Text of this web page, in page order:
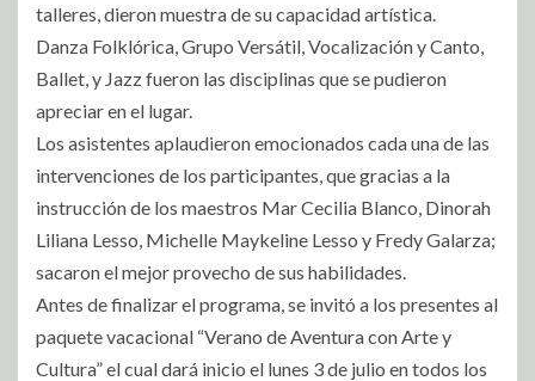
talleres, dieron muestra de su capacidad artística.
Danza Folklórica, Grupo Versátil, Vocalización y Canto,
Ballet, y Jazz fueron las disciplinas que se pudieron
apreciar en el lugar.
Los asistentes aplaudieron emocionados cada una de las
intervenciones de los participantes, que gracias a la
instrucción de los maestros Mar Cecilia Blanco, Dinorah
Liliana Lesso, Michelle Maykeline Lesso y Fredy Galarza;
sacaron el mejor provecho de sus habilidades.
Antes de finalizar el programa, se invitó a los presentes al
paquete vacacional “Verano de Aventura con Arte y
Cultura” el cual dará inicio el lunes 3 de julio en todos los